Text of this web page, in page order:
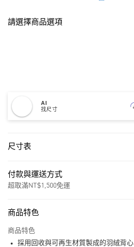
請選擇商品選項
AI
找尺寸
尺寸表
付款與運送方式
超取滿NT$1,500免運
商品特色
商品特色
採用回收與可再生材質製成的羽絨背心